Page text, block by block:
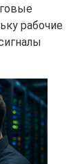
рабочие